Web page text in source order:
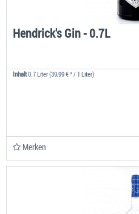
Hendrick's Gin - 0.7L
Inhalt0.7 Liter(39,99 € * / 1 Liter)
Merken